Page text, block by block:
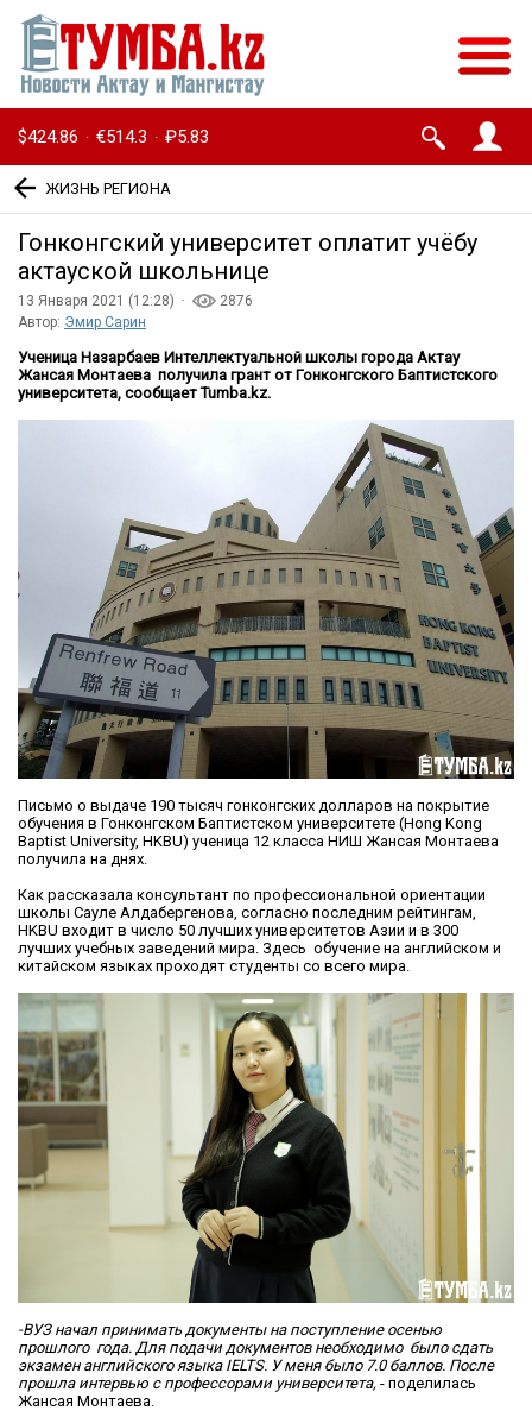
$424.86 · €514.3 · ₽5.83
ЖИЗНЬ РЕГИОНА
Гонконгский университет оплатит учёбу
актауской школьнице
13 Января 2021 (12:28) ·
2876
Автор: Эмир Сарин
Ученица Назарбаев Интеллектуальной школы города Актау
Жансая Монтаева получила грант от Гонконгского Баптистского
университета, сообщает Tumba.kz.
Письмо о выдаче 190 тысяч гонконгских долларов на покрытие
обучения в Гонконгском Баптистском университете (Hong Kong
Baptist University, HKBU) ученица 12 класса НИШ Жансая Монтаева
получила на днях.
Как рассказала консультант по профессиональной ориентации
школы Сауле Алдабергенова, согласно последним рейтингам,
HKBU входит в число 50 лучших университетов Азии и в 300
лучших учебных заведений мира. Здесь обучение на английском и
китайском языках проходят студенты со всего мира.
-ВУЗ начал принимать документы на поступление осенью
прошлого года. Для подачи документов необходимо было сдать
экзамен английского языка IELTS. У меня было 7.0 баллов. После
прошла интервью с профессорами университета, - поделилась
Жансая Монтаева.